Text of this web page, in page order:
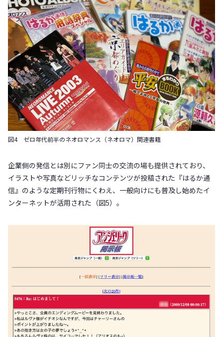
図4 ゼロ年代前半のネオロマンス（ネオロマ）関連書籍
企業側の発信とは別にファン同士の交流の場も提供されており、
イラストや写真などリッチなコンテンツが投稿された『はるか通
信』のような定期刊行物にくわえ、一般向けにも普及し始めたイ
ンターネットが活用された（図5）。